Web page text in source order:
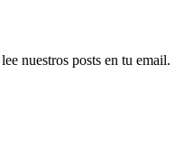
nuestros posts en tu email.